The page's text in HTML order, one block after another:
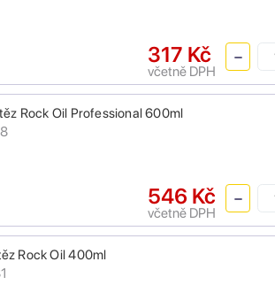
317 Kč
včetně DPH
Rock Oil Professional 600ml
546 Kč
včetně DPH
Rock Oil 400ml